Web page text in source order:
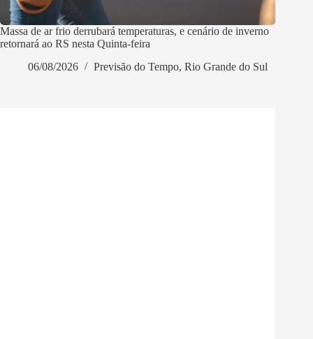
Massa de ar frio derrubará temperaturas, e cenário de inverno
retornará ao RS nesta Quinta-feira
06/08/2026
Previsão do Tempo, Rio Grande do Sul